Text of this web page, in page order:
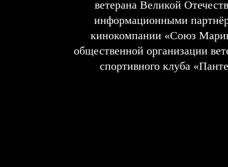
ветерана Великой
информационными
кинокомпании «Союз
общественной организации
спортивного клуба